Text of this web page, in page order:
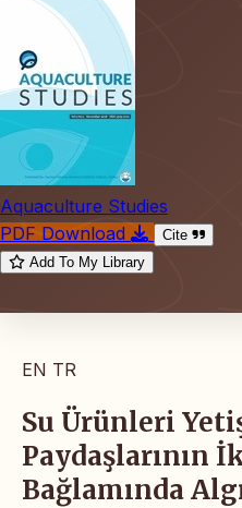
Aquaculture Studies
PDF Download
Cite
Add To My Library
EN TR
Su Ürünleri
Paydaşlarının
Bağlamında